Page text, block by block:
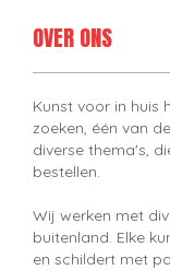
OVER ONS
Kunst voor in huis
zoeken, één van
diverse thema's,
bestellen.
Wij werken met
buitenland. Elke
en schildert met